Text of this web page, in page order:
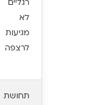
רגליים
לא
מגיעות
לרצפה
תחושת